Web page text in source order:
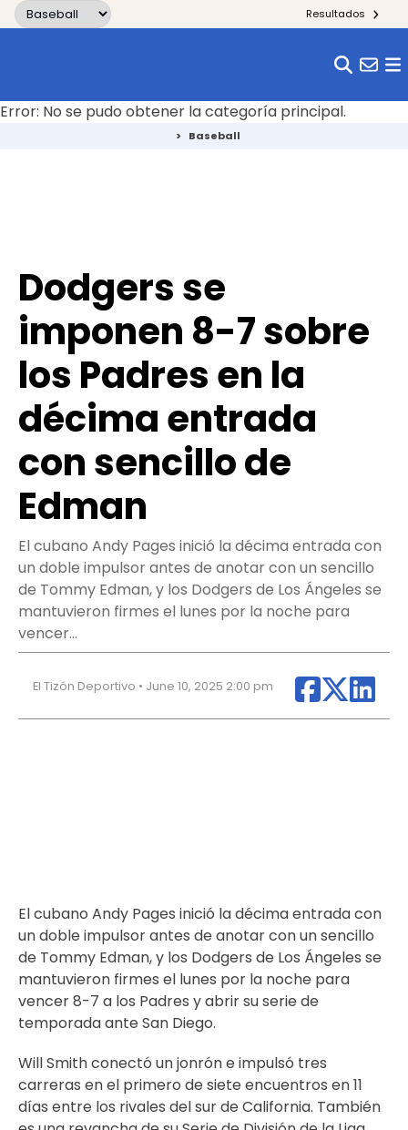
Skip to content Resultados
Error: No se pudo obtener la categoría principal.
> Baseball
Dodgers se
imponen 8-7 sobre
los Padres en la
décima entrada
con sencillo de
Edman
El cubano Andy Pages inició la décima entrada con
un doble impulsor antes de anotar con un sencillo
de Tommy Edman, y los Dodgers de Los Ángeles se
mantuvieron firmes el lunes por la noche para
vencer…
El Tizón Deportivo • June 10, 2025 2:00 pm
El cubano Andy Pages inició la décima entrada con
un doble impulsor antes de anotar con un sencillo
de Tommy Edman, y los Dodgers de Los Ángeles se
mantuvieron firmes el lunes por la noche para
vencer 8-7 a los Padres y abrir su serie de
temporada ante San Diego.
Will Smith conectó un jonrón e impulsó tres
carreras en el primero de siete encuentros en 11
días entre los rivales del sur de California. También